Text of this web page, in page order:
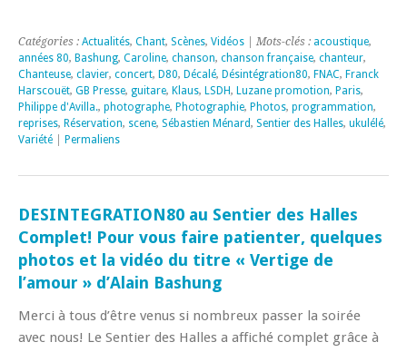
Catégories : Actualités, Chant, Scènes, Vidéos | Mots-clés : acoustique,
années 80, Bashung, Caroline, chanson, chanson française, chanteur,
Chanteuse, clavier, concert, D80, Décalé, Désintégration80, FNAC, Franck
Harscouët, GB Presse, guitare, Klaus, LSDH, Luzane promotion, Paris,
Philippe d'Avilla., photographe, Photographie, Photos, programmation,
reprises, Réservation, scene, Sébastien Ménard, Sentier des Halles, ukulélé,
Variété
Permaliens
DESINTEGRATION80 au Sentier des Halles
Complet! Pour vous faire patienter, quelques
photos et la vidéo du titre « Vertige de
l’amour » d’Alain Bashung
Merci à tous d’être venus si nombreux passer la soirée
avec nous! Le Sentier des Halles a affiché complet grâce à